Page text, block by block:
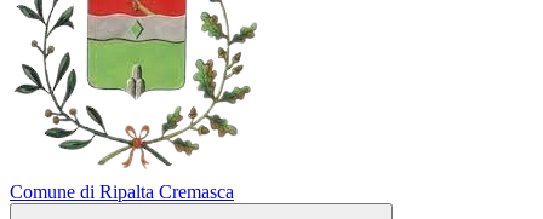
Comune di Ripalta Cremasca